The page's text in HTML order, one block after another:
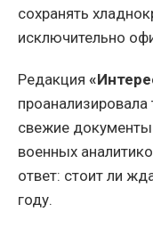
сохранять
исключительно
Редакция
свежие
военных
ответ: стоит ли
году.